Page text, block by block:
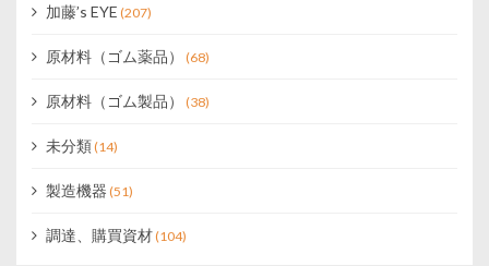
加藤’s EYE (207)
原材料（ゴム薬品） (68)
原材料（ゴム製品） (38)
未分類(14)
製造機器 (51)
調達、購買資材(104)